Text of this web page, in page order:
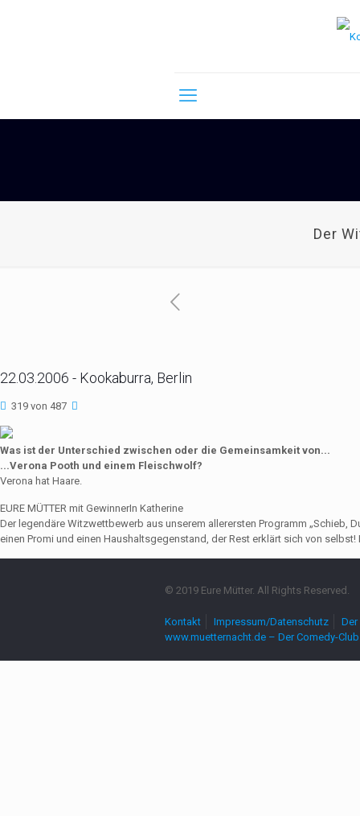
Der
22.03.2006 - Kookaburra, Berlin
319 von 487
Was ist der Unterschied zwischen oder die Gemeinsamkeit von...
...Verona Pooth und einem Fleischwolf?
Verona hat Haare.
EURE MÜTTER mit GewinnerIn Katherine
Der legendäre Witzwettbewerb aus unserem allerersten Programm „Schieb,
einen Promi und einen Haushaltsgegenstand, der Rest erklärt sich von
© 2019 Eure Mütter. All Rights Reserved.
Kontakt Impressum/Datenschutz
www.muetternacht.de – Der Comedy-Club